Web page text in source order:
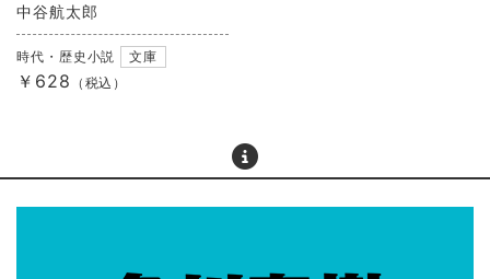
中谷航太郎
時代・歴史小説 文庫
￥628 （税込）